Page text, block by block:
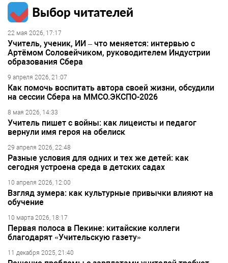
Выбор читателей
22 мая 2026, 17:17
Учитель, ученик, ИИ – что меняется: интервью с
Артёмом Соловейчиком, руководителем Индустрии
образования Сбера
9 апреля 2026, 21:07
Как помочь воспитать автора своей жизни, обсудили
на сессии Сбера на ММСО.ЭКСПО-2026
8 мая 2026, 14:33
Учитель пишет с войны: как лицеисты и педагог
вернули имя героя на обелиск
29 апреля 2026, 22:48
Разные условия для одних и тех же детей: как
сегодня устроена среда в детских садах
10 апреля 2026, 12:00
Взгляд зумера: как культурные привычки влияют на
обучение
10 марта 2026, 18:17
Первая полоса в Пекине: китайские коллеги
благодарят «Учительскую газету»
11 декабря 2025, 21:40